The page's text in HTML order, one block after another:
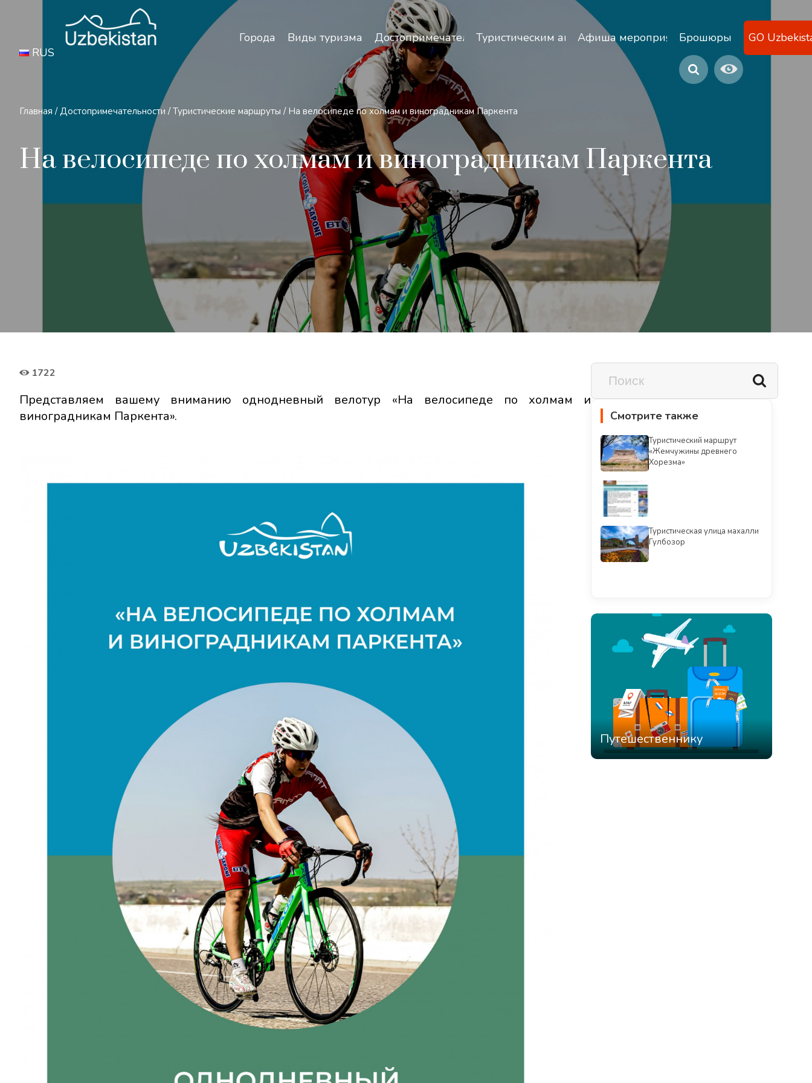
Безопасность и особенности путешествий по Узбекистану
Города
Виды туризма ДостопримечательностиТуристическим агентствамАфиша мероприятийБрошюры
GO
RUS
Главная / Достопримечательности / Туристические маршруты / На велосипеде по холмам и виноградникам Паркента
На велосипеде по холмам и виноградникам Паркента
1722
Представляем вашему вниманию однодневный велотур «На велосипеде по холмам и
виноградникам Паркента».
Смотрите также
Туристический маршрут
«Жемчужины древнего
Хорезма»
Туристическая улица махалли
Гулбозор
Путешественнику